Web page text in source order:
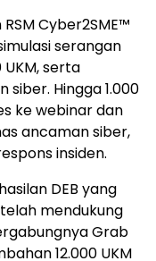
Cyber2SME™
serangan
serta
Hingga 1.000
ke webinar dan
ancaman siber,
insiden.
DEB yang
mendukung
Grab
12.000 UKM